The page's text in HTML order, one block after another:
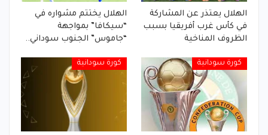
الهلال يعتذر عن المشاركة
في كأس غرب أفريقيا بسبب
الظروف المناخية
الهلال يختتم مشواره في
“سيكافا” بمواجهة
“جاموس” الجنوب سوداني..
كورة سودانية كورة سودانية